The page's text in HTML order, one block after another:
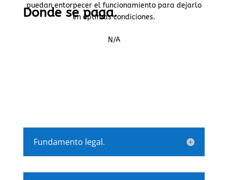
puedan entorpecer el funcionamiento para dejarlo
en óptimas condiciones.
Donde se paga.
N/A
Fundamento legal.